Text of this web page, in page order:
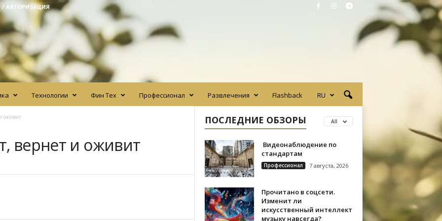
/ АВТОРИЗАЦИЯ
Технологии Фин Тех Профессионал Развлечения Flashback RU
оживит
вернет и оживит
ПОСЛЕДНИЕ ОБЗОРЫ All
Видеонаблюдение по
стандартам
Профессионал 7 августа, 2026
Прочитано в соцсети.
Изменит ли
искусственный интеллект
музыку навсегда?